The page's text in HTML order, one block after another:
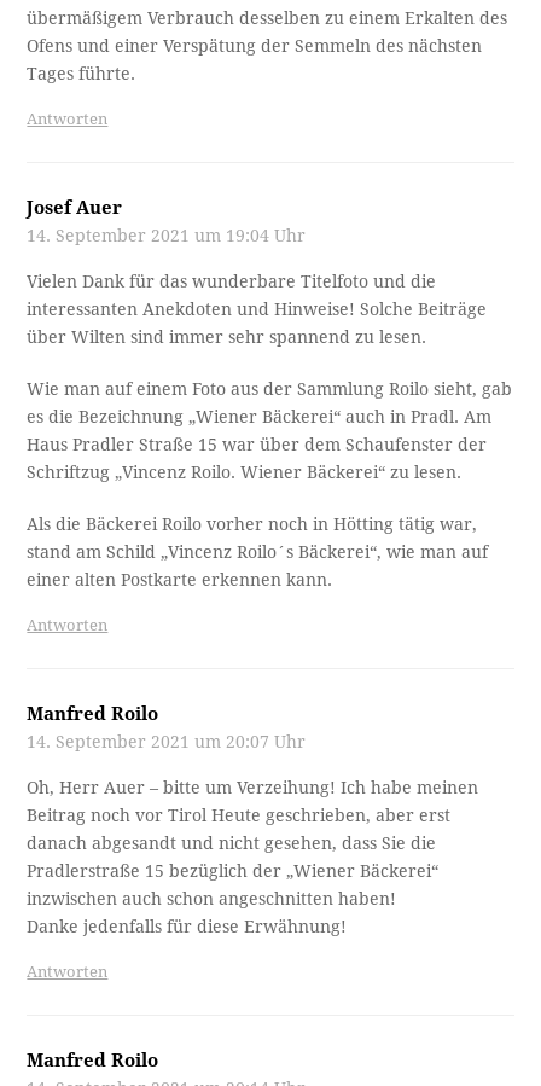
übermäßigem Verbrauch desselben zu einem Erkalten des
Ofens und einer Verspätung der Semmeln des nächsten
Tages führte.
Antworten
Josef Auer
14. September 2021 um 19:04 Uhr
Vielen Dank für das wunderbare Titelfoto und die
interessanten Anekdoten und Hinweise! Solche Beiträge
über Wilten sind immer sehr spannend zu lesen.
Wie man auf einem Foto aus der Sammlung Roilo sieht, gab
es die Bezeichnung „Wiener Bäckerei“ auch in Pradl. Am
Haus Pradler Straße 15 war über dem Schaufenster der
Schriftzug „Vincenz Roilo. Wiener Bäckerei“ zu lesen.
Als die Bäckerei Roilo vorher noch in Hötting tätig war,
stand am Schild „Vincenz Roilo´s Bäckerei“, wie man auf
einer alten Postkarte erkennen kann.
Antworten
Manfred Roilo
14. September 2021 um 20:07 Uhr
Oh, Herr Auer – bitte um Verzeihung! Ich habe meinen
Beitrag noch vor Tirol Heute geschrieben, aber erst
danach abgesandt und nicht gesehen, dass Sie die
Pradlerstraße 15 bezüglich der „Wiener Bäckerei“
inzwischen auch schon angeschnitten haben!
Danke jedenfalls für diese Erwähnung!
Antworten
Manfred Roilo